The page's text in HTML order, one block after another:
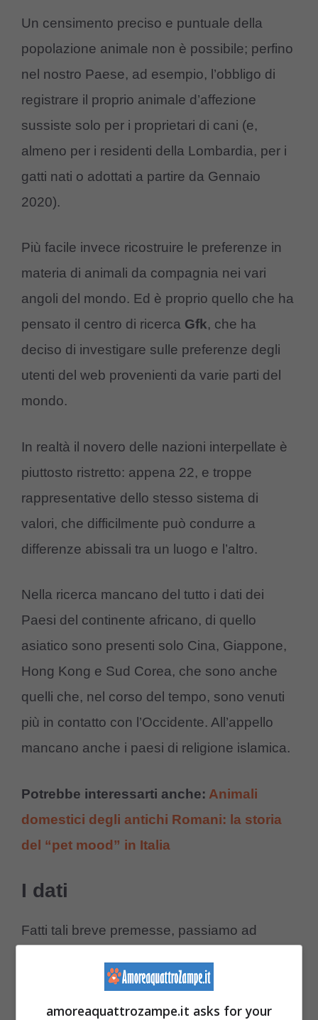
Un censimento preciso e puntuale della
popolazione animale non è possibile; perfino
nel nostro Paese, ad esempio, l’obbligo di
registrare il proprio animale d’affezione
sussiste solo per i proprietari di cani (e,
almeno per i residenti della Lombardia, per i
gatti nati o adottati a partire da Gennaio
2020).
Più facile invece ricostruire le preferenze in
materia di animali da compagnia nei vari
angoli del mondo. Ed è proprio quello che ha
pensato il centro di ricerca Gfk, che ha
deciso di investigare sulle preferenze degli
utenti del web provenienti da varie parti del
mondo.
In realtà il novero delle nazioni interpellate è
piuttosto ristretto: appena 22, e troppe
rappresentative dello stesso sistema di
valori, che difficilmente può condurre a
differenze abissali tra un luogo e l’altro.
Nella ricerca mancano del tutto i dati dei
Paesi del continente africano, di quello
asiatico sono presenti solo Cina, Giappone,
Hong Kong e Sud Corea, che sono anche
quelli che, nel corso del tempo, sono venuti
più in contatto con l’Occidente. All’appello
mancano anche i paesi di religione islamica.
Potrebbe interessarti anche: Animali
domestici degli antichi Romani: la storia
del “pet mood” in Italia
I dati
Fatti tali breve premesse, passiamo ad
amoreaquattrozampe.it asks for your